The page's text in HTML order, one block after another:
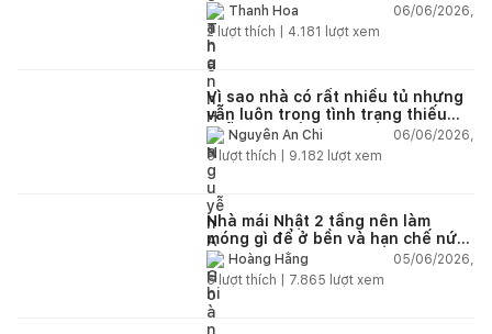
Thanh Hoa
06/06/2026,
2lượt thích | 4.181 lượt xem
Vì sao nhà có rất nhiều tủ nhưng
vẫn luôn trong tình trạng thiếu
chỗ chứa đồ?
Nguyễn An Chi
06/06/2026,
5lượt thích | 9.182 lượt xem
Nhà mái Nhật 2 tầng nên làm
móng gì để ở bền và hạn chế nứt
lún?Hoàng Hằng
05/06/2026,
5lượt thích | 7.865 lượt xem